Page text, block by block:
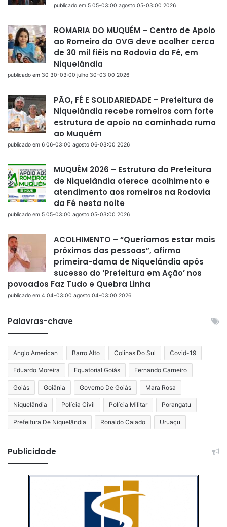
publicado em 5 05-03:00 agosto 05-03:00 2026
ROMARIA DO MUQUÉM – Centro de Apoio
ao Romeiro da OVG deve acolher cerca
de 30 mil fiéis na Rodovia da Fé, em
Niquelândia
publicado em 30 30-03:00 julho 30-03:00 2026
PÃO, FÉ E SOLIDARIEDADE – Prefeitura de
Niquelândia recebe romeiros com forte
estrutura de apoio na caminhada rumo
ao Muquém
publicado em 6 06-03:00 agosto 06-03:00 2026
MUQUÉM 2026 – Estrutura da Prefeitura
de Niquelândia oferece acolhimento e
atendimento aos romeiros na Rodovia
da Fé nesta noite
publicado em 5 05-03:00 agosto 05-03:00 2026
ACOLHIMENTO – “Queríamos estar mais
próximos das pessoas”, afirma
primeira-dama de Niquelândia após
sucesso do ‘Prefeitura em Ação’ nos
povoados Faz Tudo e Quebra Linha
publicado em 4 04-03:00 agosto 04-03:00 2026
Palavras-chave
Anglo American Barro Alto Colinas Do Sul Covid-19
Eduardo Moreira Equatorial Goiás Fernando Carneiro
Goiás Goiânia Governo De Goiás Mara Rosa
Niquelândia Polícia Civil Polícia Militar Porangatu
Prefeitura De Niquelândia Ronaldo Caiado Uruaçu
Publicidade